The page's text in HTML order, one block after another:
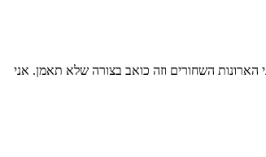
הארונות השחורים וזה כואב בצורה שלא תאמן. אני